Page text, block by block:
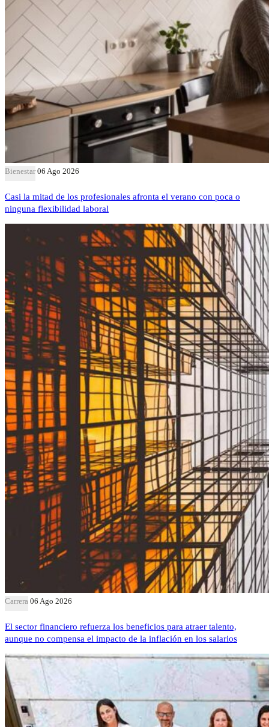
Bienestar 06 Ago 2026
Casi la mitad de los profesionales afronta el verano con poca o
ninguna flexibilidad laboral
Carrera 06 Ago 2026
El sector financiero refuerza los beneficios para atraer talento,
aunque no compensa el impacto de la inflación en los salarios